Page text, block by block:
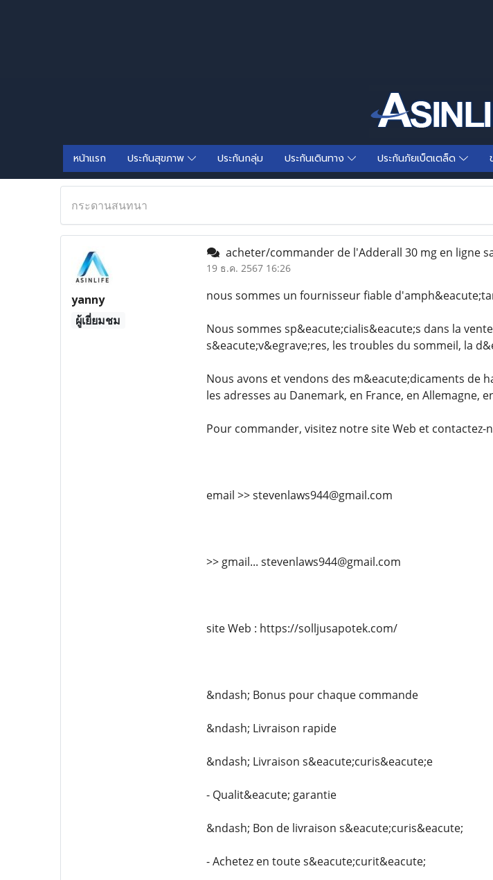
หน้าแรก ประกันสุขภาพ ประกันกลุ่ม ประกันเดินทาง ประกันภัยเบ็ตเตล็ด
กระดานสนทนา
yanny
ผู้เยี่ยมชม
acheter/commander de l'Adderall 30 mg en ligne
19 ธ.ค. 2567 16:26
nous sommes un fournisseur fiable
Nous sommes sp&eacute;cialis&eacute;s dans la
s&eacute;v&egrave;res, les troubles du sommeil, la
Nous avons et vendons des m&eacute;dicaments de
les adresses au Danemark, en France, en Allemagne,
Pour commander, visitez notre site Web et contactez-
email >> stevenlaws944@gmail.com
>> gmail... stevenlaws944@gmail.com
site Web : https://solljusapotek.com/
&ndash; Bonus pour chaque commande
&ndash; Livraison rapide
&ndash; Livraison s&eacute;curis&eacute;e
- Qualit&eacute; garantie
&ndash; Bon de livraison s&eacute;curis&eacute;
- Achetez en toute s&eacute;curit&eacute;